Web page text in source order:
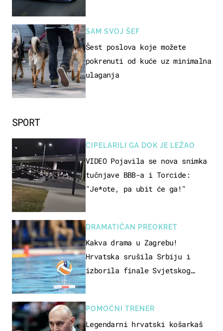
SPORT
CIPELARILI GA DOK JE LEŽAO
VIDEO Pojavila se nova snimka
tučnjave BBB-a i Torcide:
"Je*ote, pa ubit će ga!"
DRAMATIČAN PREOKRET
Kakva drama u Zagrebu!
Hrvatska srušila Srbiju i
izborila finale Svjetskog
POMOĆNI TRENER
Legendarni hrvatski košarkaš
SAM SVOJ ŠEF
Šest poslova koje možete
pokrenuti od kuće uz minimalna
ulaganja